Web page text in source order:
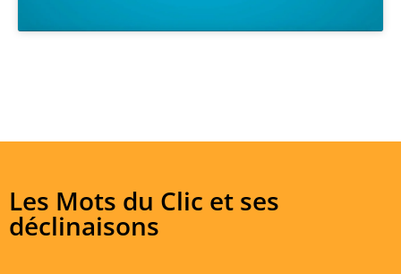
Les Mots du Clic et ses
déclinaisons